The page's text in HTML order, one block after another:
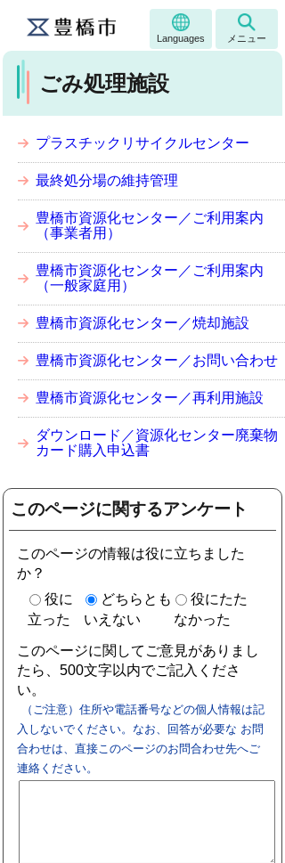
Languages メニュー
ごみ処理施設
プラスチックリサイクルセンター
最終処分場の維持管理
豊橋市資源化センター／ご利用案内
（事業者用）
豊橋市資源化センター／ご利用案内
（一般家庭用）
豊橋市資源化センター／焼却施設
豊橋市資源化センター／お問い合わせ
豊橋市資源化センター／再利用施設
ダウンロード／資源化センター廃棄物
カード購入申込書
このページに関するアンケート
このページの情報は役に立ちました
か？
役に
立った
どちらとも
いえない
役にたた
なかった
このページに関してご意見がありまし
たら、500文字以内でご記入くださ
い。
（ご注意）住所や電話番号などの個人情報は記
入しないでください。なお、回答が必要な お問
合わせは、直接このページのお問合わせ先へご
連絡ください。